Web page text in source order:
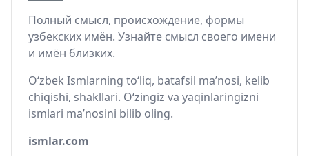
Полный смысл, происхождение, формы
узбекских имён. Узнайте смысл своего имени
и имён близких.
O‘zbek Ismlarning to‘liq, batafsil ma’nosi, kelib
chiqishi, shakllari. O‘zingiz va yaqinlaringizni
ismlari ma’nosini bilib oling.
ismlar.com